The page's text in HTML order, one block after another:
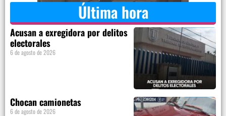
Última hora
Acusan a exregidora por delitos
electorales
6 de agosto de 2026
Chocan camionetas
6 de agosto de 2026